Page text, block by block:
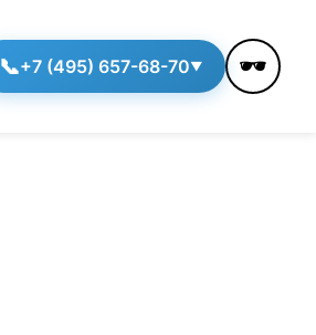
📞+7 (495) 657-68-70▼ 🕶️